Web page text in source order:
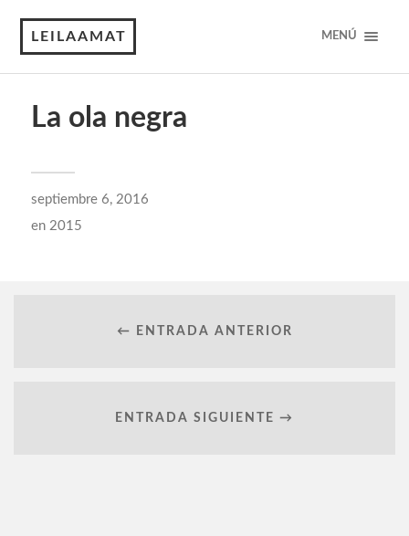
LEILAAMAT MENÚ
La ola negra
septiembre 6, 2016
en 2015
← ENTRADA ANTERIOR
ENTRADA SIGUIENTE →